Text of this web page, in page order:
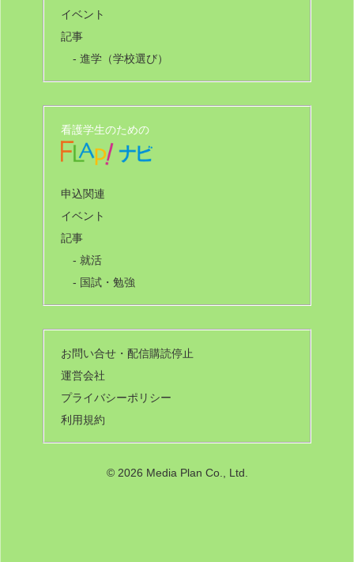
イベント
記事
- 進学（学校選び）
看護学生のための
申込関連
イベント
記事
- 就活
- 国試・勉強
お問い合せ・配信購読停止
運営会社
プライバシーポリシー
利用規約
© 2026 Media Plan Co., Ltd.